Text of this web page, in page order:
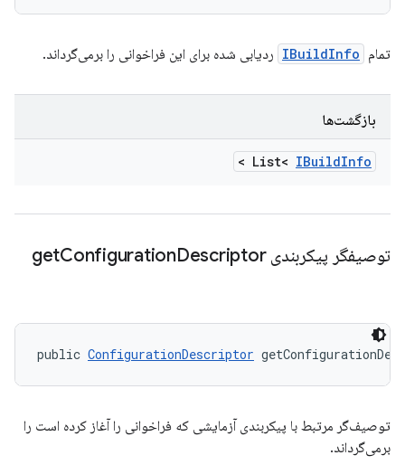
تمام IBuildInfo ردیابی شده برای این فراخوانی را برمی‌گرداند.
بازگشت‌ها
List< IBuildInfo
>
توصیفگر پیکربندی get ConfigurationDescriptor
public ConfigurationDescriptor
توصیف‌گر مرتبط با پیکربندی آزمایشی که فراخوانی را آغاز کرده است را
برمی‌گرداند.